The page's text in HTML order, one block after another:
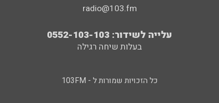
radio@103.fm
עלייה לשידור: 0552-103-103
בעלות שיחה רגילה
כל הזכויות שמורות ל - 103FM